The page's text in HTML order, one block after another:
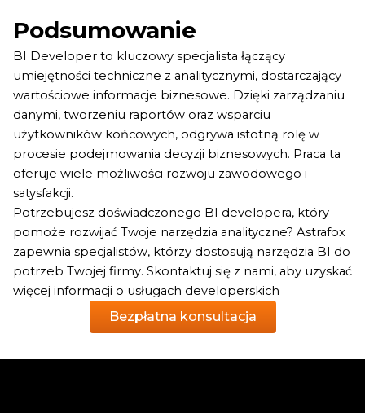
Podsumowanie
BI Developer to kluczowy specjalista łączący
umiejętności techniczne z analitycznymi, dostarczający
wartościowe informacje biznesowe. Dzięki zarządzaniu
danymi, tworzeniu raportów oraz wsparciu
użytkowników końcowych, odgrywa istotną rolę w
procesie podejmowania decyzji biznesowych. Praca ta
oferuje wiele możliwości rozwoju zawodowego i
satysfakcji.
Potrzebujesz doświadczonego BI developera, który
pomoże rozwijać Twoje narzędzia analityczne? Astrafox
zapewnia specjalistów, którzy dostosują narzędzia BI do
potrzeb Twojej firmy. Skontaktuj się z nami, aby uzyskać
więcej informacji o usługach developerskich
Bezpłatna konsultacja